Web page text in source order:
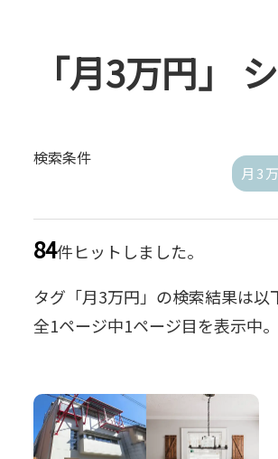
「月3万円」
検索条件
月3
84件ヒットしました。
タグ「月3万円」の検索結果は以
全1ページ中1ページ目を表示中